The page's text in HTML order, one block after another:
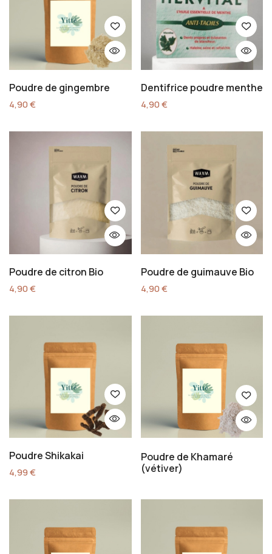
Poudre de gingembre
4,90€
Dentifrice poudre menthe
4,90€
Poudre de citron Bio
4,90€
Poudre de guimauve Bio
4,90€
Poudre Shikakai
4,99€
Poudre de Khamaré
(vétiver)